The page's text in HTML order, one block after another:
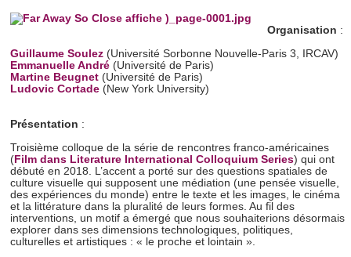
Organisation :
Guillaume Soulez (Université Sorbonne Nouvelle-Paris 3, IRCAV)
Emmanuelle André (Université de Paris)
Martine Beugnet (Université de Paris)
Ludovic Cortade (New York University)
Présentation :
Troisième colloque de la série de rencontres franco-américaines
( Film dans Literature International Colloquium Series) qui ont
débuté en 2018. L’accent a porté sur des questions spatiales de
culture visuelle qui supposent une médiation (une pensée visuelle,
des expériences du monde) entre le texte et les images, le cinéma
et la littérature dans la pluralité de leurs formes. Au fil des
interventions, un motif a émergé que nous souhaiterions désormais
explorer dans ses dimensions technologiques, politiques,
culturelles et artistiques : « le proche et lointain ».